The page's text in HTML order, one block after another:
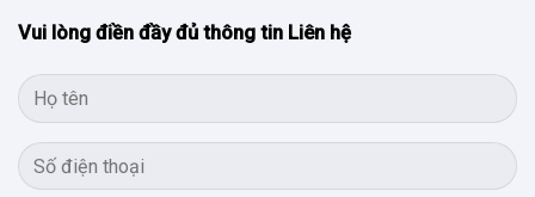
Vui lòng điền đầy đủ thông tin Liên hệ